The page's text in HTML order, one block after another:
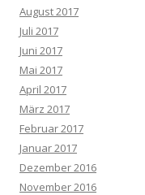
August 2017
Juli 2017
Juni 2017
Mai 2017
April 2017
März 2017
Februar 2017
Januar 2017
Dezember 2016
November 2016